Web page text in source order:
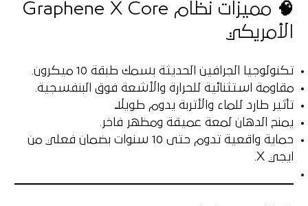
🧠 مميزات نظام Graphene X Core
الأمريكي
تكنولوجيا الجرافين الحديثة بسمك طبقة 10 ميكرون.
مقاومة استثنائية للحرارة والأشعة فوق البنفسجية.
تأثير طارد للماء والأتربة يدوم طويلًا.
يمنح الدهان لمعة عميقة ومظهر فاخر.
حماية واقعية تدوم حتى 10 سنوات
بضمان فعلي من
ايجي X
.